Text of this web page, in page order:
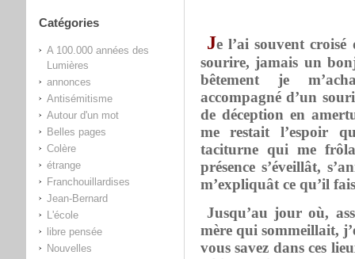
Catégories
A 100.000 années des
Lumières
annonces
Antisémitisme
Autour d'un mot
Belles pages
Colère
étrange
Franchouillardises
Jean-Bernard
L'école
libre pensée
Nouvelles
Je l’ai souvent
sourire, jamais un
bêtement je
accompagné d’un
de déception en
me restait l’espoir
taciturne qui me
présence s’éveillât,
m’expliquât ce qu’il
Jusqu’au jour où,
mère qui sommeillait,
vous savez dans ces